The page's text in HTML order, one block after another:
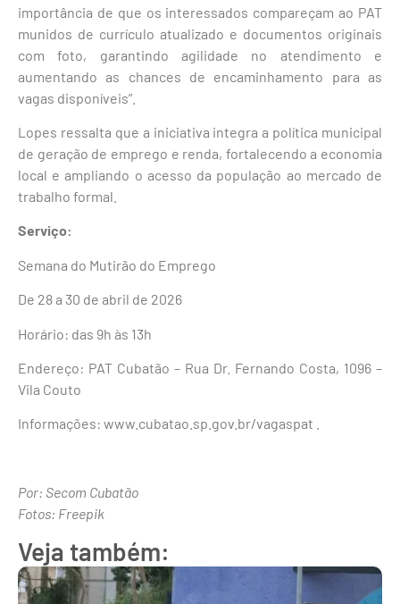
importância de que os interessados compareçam ao PAT
munidos de currículo atualizado e documentos originais
com foto, garantindo agilidade no atendimento e
aumentando as chances de encaminhamento para as
vagas disponíveis”.
Lopes ressalta que a iniciativa integra a política municipal
de geração de emprego e renda, fortalecendo a economia
local e ampliando o acesso da população ao mercado de
trabalho formal.
Serviço:
Semana do Mutirão do Emprego
De 28 a 30 de abril de 2026
Horário: das 9h às 13h
Endereço: PAT Cubatão – Rua Dr. Fernando Costa, 1096 –
Vila Couto
Informações: www.cubatao.sp.gov.br/vagaspat .
Por: Secom Cubatão
Fotos: Freepik
Veja também: